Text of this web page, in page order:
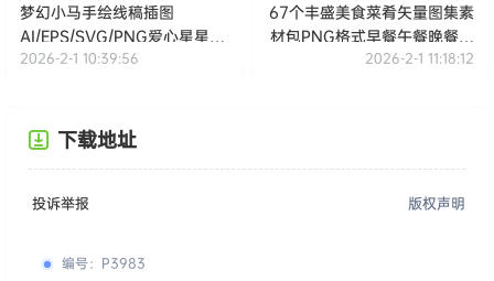
梦幻小马手绘线稿插图
AI/EPS/SVG/PNG爱心星星环
绕童话设计素材
2026-2-1 10:39:56
67个丰盛美食菜肴矢量图集素
材包PNG格式早餐午餐晚餐设
计元素
2026-2-1 11:18:12
下载地址
投诉举报 版权声明
编号： P3983